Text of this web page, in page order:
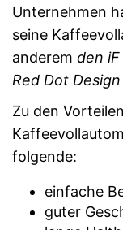
Vorteile
Unternehmen
seine
anderem den
Red Dot
Zu den
folgende:
einfache
guter